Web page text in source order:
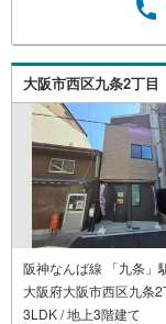
まで送迎
という方も
しているオ
ます。ぜひ
当社のみ、
オープンハ
大阪市西区九条2丁目
阪神なんば線 「九条」
大阪府大阪市西区九条2
3LDK / 地上3階建て